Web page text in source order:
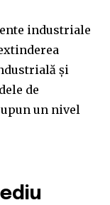
industriale
și
de
un nivel